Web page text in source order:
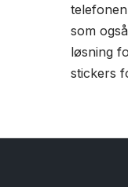
som
løsning
stickers